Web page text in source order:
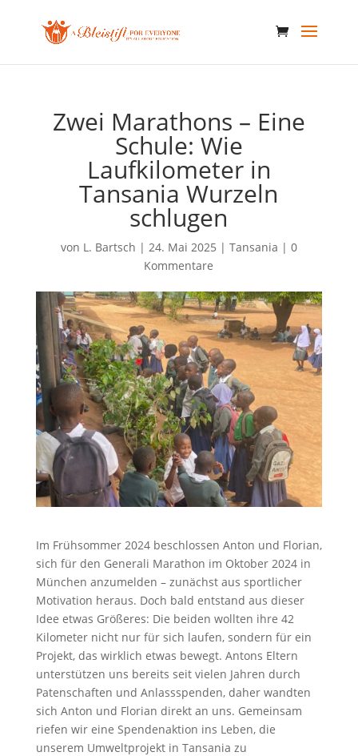
Zwei Marathons – Eine
Schule: Wie
Laufkilometer in
Tansania Wurzeln
schlugen
von L. Bartsch | 24. Mai 2025 | Tansania | 0
Kommentare
Im Frühsommer 2024 beschlossen Anton und Florian,
sich für den Generali Marathon im Oktober 2024 in
München anzumelden – zunächst aus sportlicher
Motivation heraus. Doch bald entstand aus dieser
Idee etwas Größeres: Die beiden wollten ihre 42
Kilometer nicht nur für sich laufen, sondern für ein
Projekt, das wirklich etwas bewegt. Antons Eltern
unterstützen uns bereits seit vielen Jahren durch
Patenschaften und Anlassspenden, daher wandten
sich Anton und Florian direkt an uns. Gemeinsam
riefen wir eine Spendenaktion ins Leben, die
unserem Umweltprojekt in Tansania zu